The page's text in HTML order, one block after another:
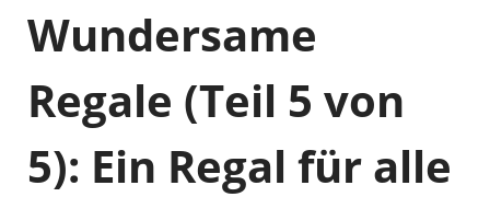
Wundersame
Regale (Teil 5 von
5): Ein Regal für alle